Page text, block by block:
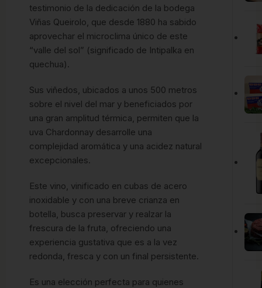
testimonio de la dedicación de la bodega
Viñas Queirolo, que desde 1880 ha sabido
aprovechar el microclima único de este
“valle del sol” (significado de Intipalka en
quechua).
Sus viñedos, ubicados a unos 500 metros
sobre el nivel del mar y beneficiados por
una gran amplitud térmica, permiten que la
uva Chardonnay desarrolle una
complejidad aromática y una acidez natural
excepcionales.
Este vino, vinificado en cubas de acero
inoxidable y con una breve crianza en
botella, busca preservar y realzar la
frescura de la fruta, ofreciendo una
experiencia gustativa que es a la vez
redonda, fresca y con un final persistente.
Es una elección perfecta para quienes